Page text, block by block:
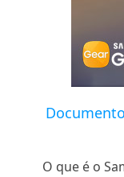
O que é o